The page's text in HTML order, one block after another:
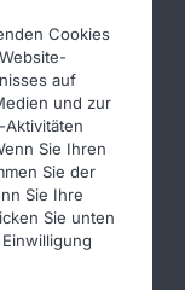
Cookies
auf
und zur
Sie Ihren
Sie der
Sie Ihre
Sie unten